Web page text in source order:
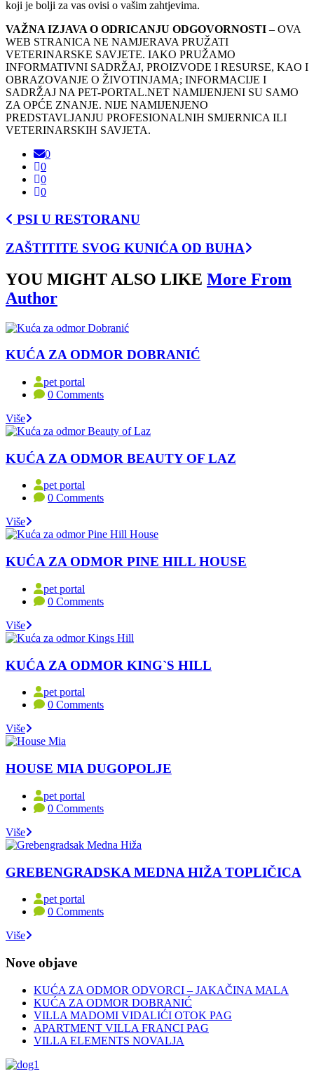
koji je bolji za vas ovisi o vašim zahtjevima.
VAŽNA IZJAVA O ODRICANJU ODGOVORNOSTI – OVA
WEB STRANICA NE NAMJERAVA PRUŽATI
VETERINARSKE SAVJETE. IAKO PRUŽAMO
INFORMATIVNI SADRŽAJ, PROIZVODE I RESURSE, KAO I
OBRAZOVANJE O ŽIVOTINJAMA; INFORMACIJE I
SADRŽAJ NA PET-PORTAL.NET NAMIJENJENI SU SAMO
ZA OPĆE ZNANJE. NIJE NAMIJENJENO
PREDSTAVLJANJU PROFESIONALNIH SMJERNICA ILI
VETERINARSKIH SAVJETA.
0
0
0
0
PSI U RESTORANU
ZAŠTITITE SVOG KUNIĆA OD BUHA
YOU MIGHT ALSO LIKE More From
Author
KUĆA ZA ODMOR DOBRANIĆ
pet portal
0 Comments
Više
KUĆA ZA ODMOR BEAUTY OF LAZ
pet portal
0 Comments
Više
KUĆA ZA ODMOR PINE HILL HOUSE
pet portal
0 Comments
Više
KUĆA ZA ODMOR KING`S HILL
pet portal
0 Comments
Više
HOUSE MIA DUGOPOLJE
pet portal
0 Comments
Više
GREBENGRADSKA MEDNA HIŽA TOPLIČICA
pet portal
0 Comments
Više
Nove objave
KUĆA ZA ODMOR ODVORCI – JAKAČINA MALA
KUĆA ZA ODMOR DOBRANIĆ
VILLA MADOMI VIDALIĆI OTOK PAG
APARTMENT VILLA FRANCI PAG
VILLA ELEMENTS NOVALJA